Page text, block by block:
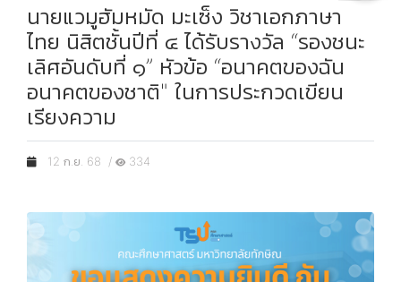
นายแวมูฮัมหมัด มะเซ็ง วิชาเอกภาษา
ไทย นิสิตชั้นปีที่ ๔ ได้รับรางวัล “รองชนะ
เลิศอันดับที่ ๑” หัวข้อ “อนาคตของฉัน
อนาคตของชาติ" ในการประกวดเขียน
เรียงความ
12 ก.ย. 68 / 334